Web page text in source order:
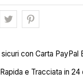
con Carta PayPal
e Tracciata in 24